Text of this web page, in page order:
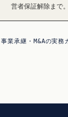
営者保証解除まで。
事業承継・M&Aの実